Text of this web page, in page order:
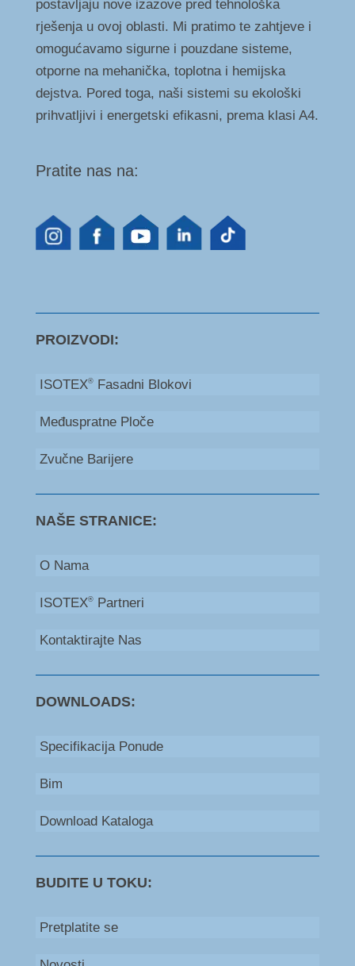
postavljaju nove izazove pred tehnološka
rješenja u ovoj oblasti. Mi pratimo te zahtjeve i
omogućavamo sigurne i pouzdane sisteme,
otporne na mehanička, toplotna i hemijska
dejstva. Pored toga, naši sistemi su ekološki
prihvatljivi i energetski efikasni, prema klasi A4.
Pratite nas na:
PROIZVODI:
ISOTEX®Fasadni Blokovi
Međuspratne Ploče
Zvučne Barijere
NAŠE STRANICE:
O Nama
ISOTEX®Partneri
Kontaktirajte Nas
DOWNLOADS:
Specifikacija Ponude
Bim
Download Kataloga
BUDITE U TOKU:
Pretplatite se